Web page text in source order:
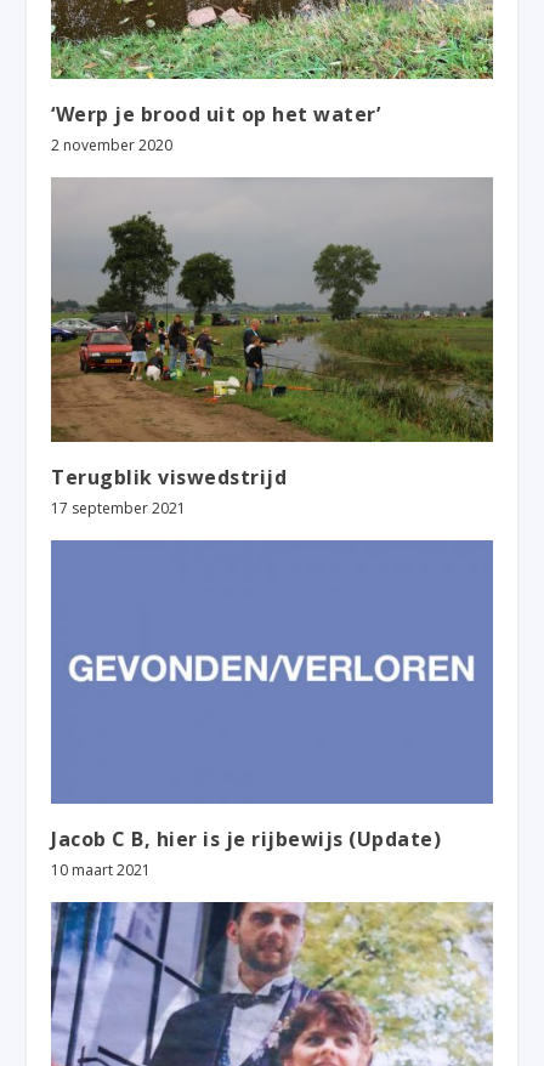
‘Werp je brood uit op het water’
2 november 2020
Terugblik viswedstrijd
17 september 2021
Jacob C B, hier is je rijbewijs (Update)
10 maart 2021